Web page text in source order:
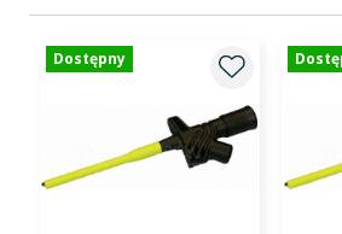
Dostępny